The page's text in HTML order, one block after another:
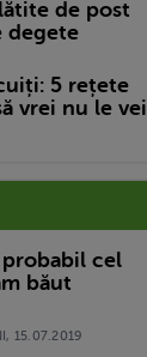
de post
degete
5 rețete
vrei nu le vei
probabil cel
băut
15.07.2019